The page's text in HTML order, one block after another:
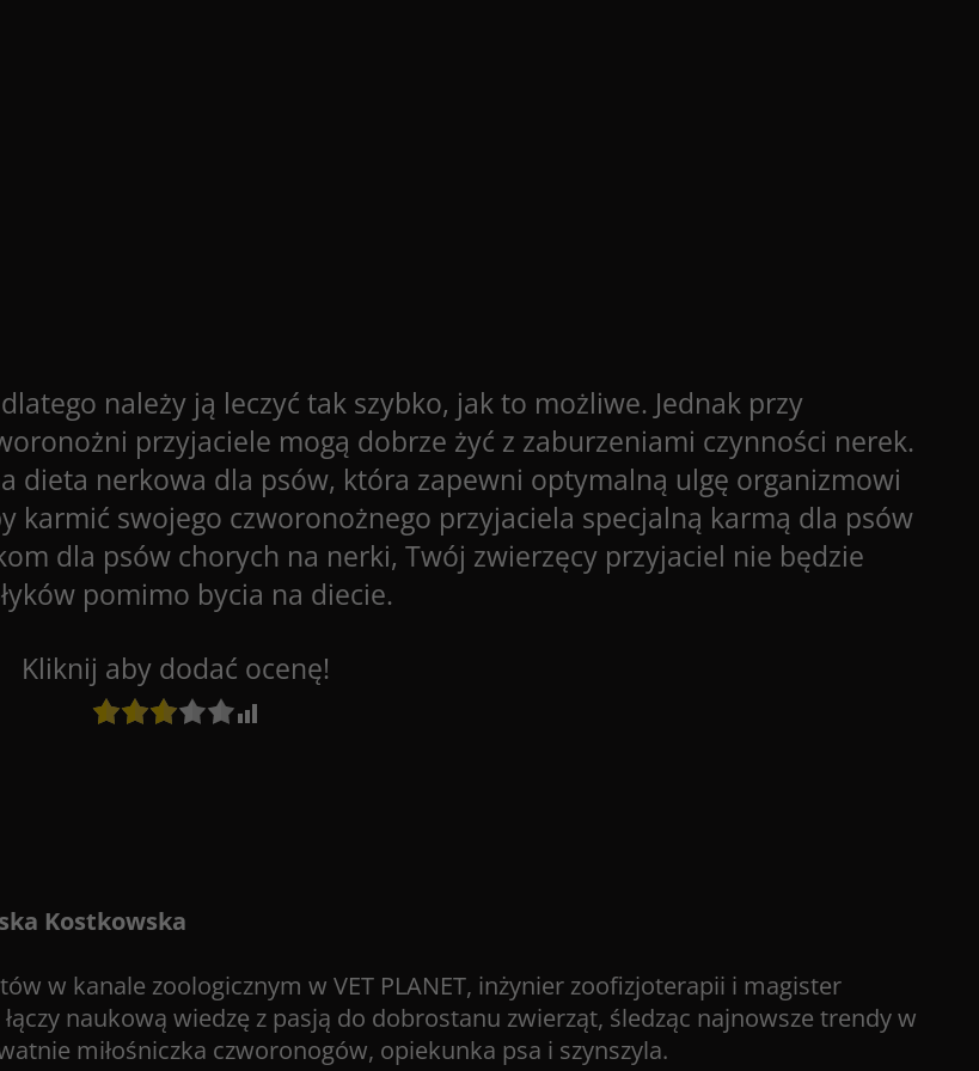
należy ją leczyć tak szybko, jak to możliwe. Jednak przy
przyjaciele mogą dobrze żyć z zaburzeniami czynności nerek.
dieta nerkowa dla psów, która zapewni optymalną ulgę organizmowi
karmić swojego czworonożnego przyjaciela specjalną karmą dla psów
dla psów chorych na nerki, Twój zwierzęcy przyjaciel nie będzie
pomimo bycia na diecie.
Kliknij aby dodać ocenę!
Kostkowska
w kanale zoologicznym w VET PLANET, inżynier zoofizjoterapii i magister
naukową wiedzę z pasją do dobrostanu zwierząt, śledząc najnowsze trendy w
miłośniczka czworonogów, opiekunka psa i szynszyla.